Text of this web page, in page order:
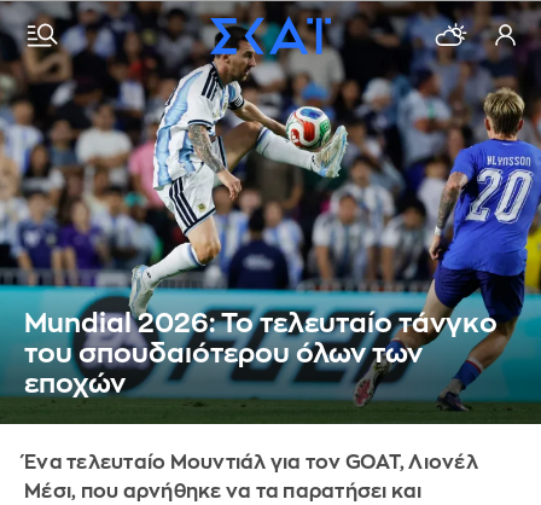
Mundial 2026: Το τελευταίο τάνγκο
του σπουδαιότερου όλων των
εποχών
Ένα τελευταίο Μουντιάλ για τον GOAT, Λιονέλ
Μέσι, που αρνήθηκε να τα παρατήσει και